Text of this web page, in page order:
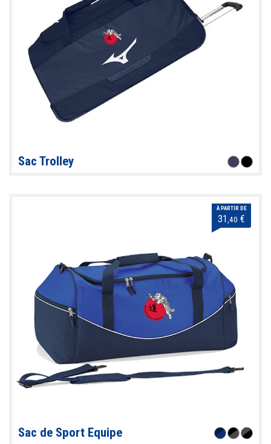
Sac Trolley
À PARTIR DE
31,40 €
Sac de Sport Equipe